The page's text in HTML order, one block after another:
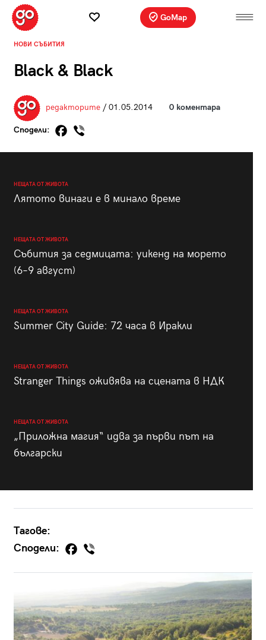
GoMap
НОВИ СЪБИТИЯ
Black & Black
редакторите/ 01.05.2014 0 коментара
Сподели:
НЕЩАТА ОТ ЖИВОТА
Лятото винаги е в минало време
НЕЩАТА ОТ ЖИВОТА
Събития за седмицата: уикенд на морето
(6–9 август)
НЕЩАТА ОТ ЖИВОТА
Summer City Guide: 72 часа в Иракли
НЕЩАТА ОТ ЖИВОТА
Stranger Things оживява на сцената в НДК
НЕЩАТА ОТ ЖИВОТА
„Приложна магия“ идва за първи път на
български
Тагове:
Сподели: